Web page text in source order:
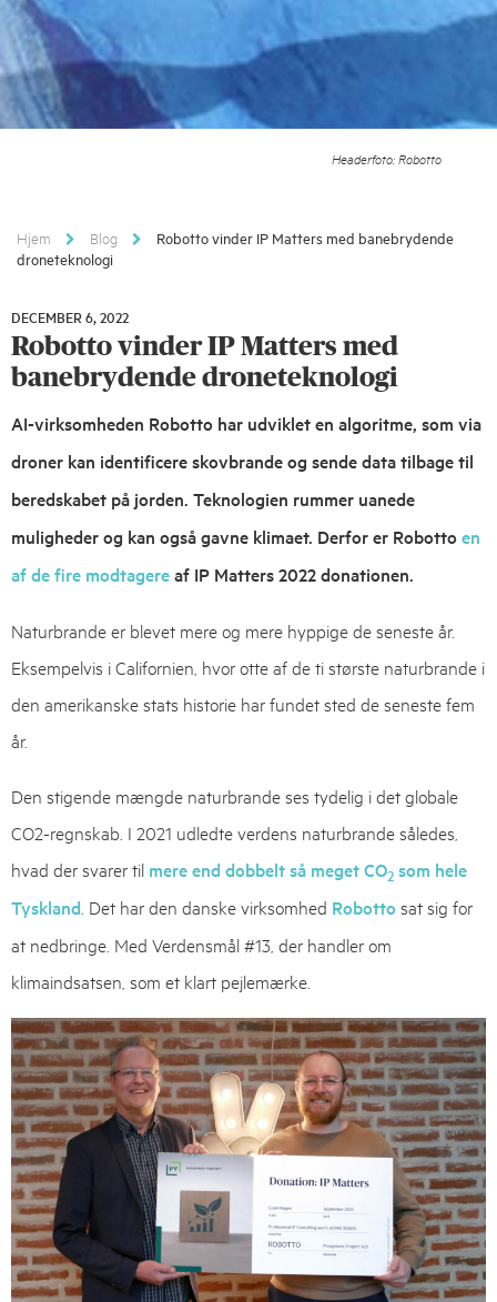
Headerfoto: Robotto
Hjem Blog
Robotto vinder IP Matters med banebrydende
droneteknologi
DECEMBER 6, 2022
6,
2022
Robotto vinder IP Matters med
banebrydende droneteknologi
AI-virksomheden Robotto har udviklet en algoritme, som via
droner kan identificere skovbrande og sende data tilbage til
beredskabet på jorden. Teknologien rummer uanede
muligheder og kan også gavne klimaet. Derfor er Robotto en
af de fire modtagereaf IP Matters 2022 donationen.
Naturbrande er blevet mere og mere hyppige de seneste år.
Eksempelvis i Californien, hvor otte af de ti største naturbrande i
den amerikanske stats historie har fundet sted de seneste fem
år.
Den stigende mængde naturbrande ses tydelig i det globale
CO2-regnskab. I 2021 udledte verdens naturbrande således,
hvad der svarer til mere end dobbelt så meget CO2 som hele
Tyskland . Det har den danske virksomhed Robotto sat sig for
at nedbringe. Med Verdensmål #13, der handler om
klimaindsatsen, som et klart pejlemærke.